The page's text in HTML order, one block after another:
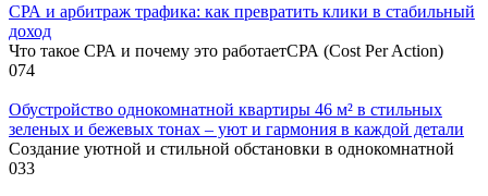
СРА и арбитраж трафика: как превратить клики в стабильный
доход
Что такое СРА и почему это работаетСРА (Cost Per Action)
074
Обустройство однокомнатной квартиры 46 м² в стильных
зеленых и бежевых тонах – уют и гармония в каждой детали
Создание уютной и стильной обстановки в однокомнатной
033